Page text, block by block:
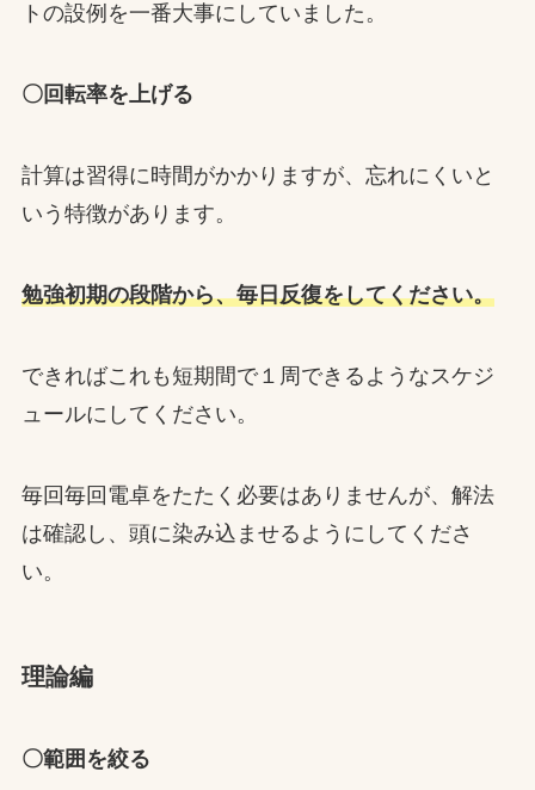
トの設例を一番大事にしていました。
〇回転率を上げる
計算は習得に時間がかかりますが、忘れにくいと
いう特徴があります。
勉強初期の段階から、毎日反復をしてください。
できればこれも短期間で１周できるようなスケジ
ュールにしてください。
毎回毎回電卓をたたく必要はありませんが、解法
は確認し、頭に染み込ませるようにしてくださ
い。
理論編
〇範囲を絞る